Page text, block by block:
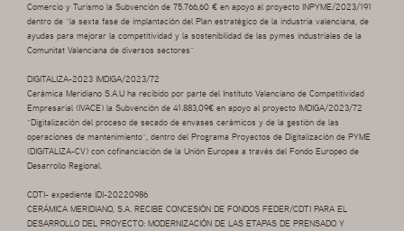
Comercio y Turismo la Subvención de 75.766,60 € en apoyo al proyecto INPYME/2023/191
dentro de “la sexta fase de implantación del Plan estratégico de la industria valenciana, de
ayudas para mejorar la competitividad y la sostenibilidad de las pymes industriales de la
Comunitat Valenciana de diversos sectores”
DIGITALIZA-2023 IMDIGA/2023/72
Cerámica Meridiano S.A.U ha recibido por parte del Instituto Valenciano de Competitividad
Empresarial (IVACE) la Subvención de 41.883,09€ en apoyo al proyecto IMDIGA/2023/72
“Digitalización del proceso de secado de envases cerámicos y de la gestión de las
operaciones de mantenimiento”, dentro del Programa Proyectos de Digitalización de PYME
(DIGITALIZA-CV) con cofinanciación de la Unión Europea a través del Fondo Europeo de
Desarrollo Regional.
CDTI- expediente IDI-20220986
CERÁMICA MERIDIANO, S.A. RECIBE CONCESIÓN DE FONDOS FEDER/CDTI PARA EL
DESARROLLO DEL PROYECTO: MODERNIZACIÓN DE LAS ETAPAS DE PRENSADO Y